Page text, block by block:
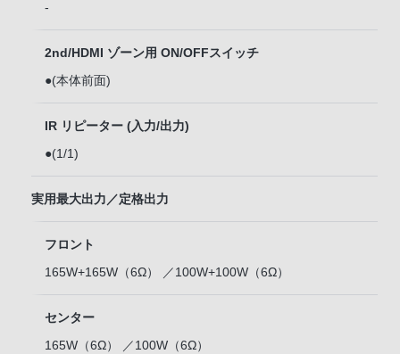
-
2nd/HDMI ゾーン用 ON/OFFスイッチ
●(本体前面)
IR リピーター (入力/出力)
●(1/1)
実用最大出力／定格出力
フロント
165W+165W（6Ω） ／100W+100W（6Ω）
センター
165W（6Ω） ／100W（6Ω）